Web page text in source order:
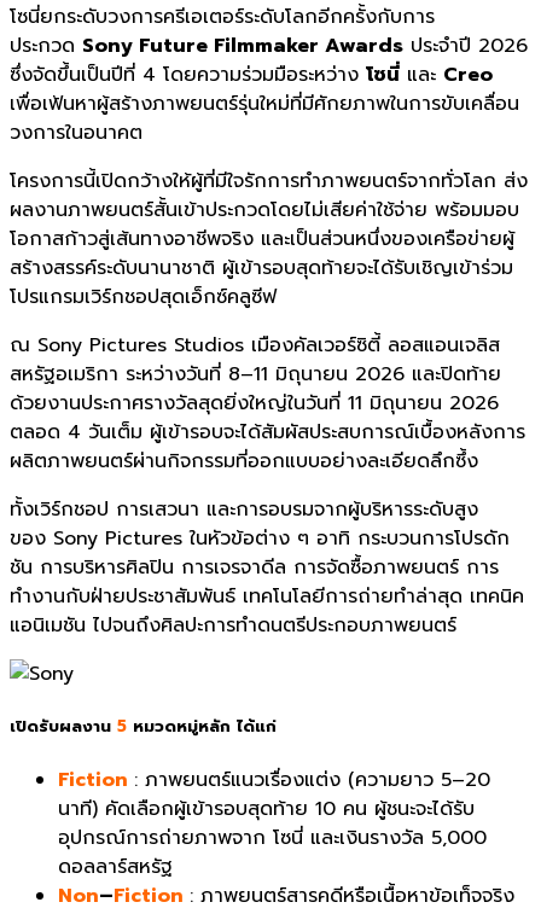
โซนี่ยกระดับวงการครีเอเตอร์ระดับโลกอีกครั้งกับการ
ประกวด Sony Future Filmmaker Awards ประจำปี 2026
ซึ่งจัดขึ้นเป็นปีที่ 4 โดยความร่วมมือระหว่าง โซนี่ และ Creo
เพื่อเฟ้นหาผู้สร้างภาพยนตร์รุ่นใหม่ที่มีศักยภาพในการขับเคลื่อน
วงการในอนาคต
โครงการนี้เปิดกว้างให้ผู้ที่มีใจรักการทำภาพยนตร์จากทั่วโลก ส่ง
ผลงานภาพยนตร์สั้นเข้าประกวดโดยไม่เสียค่าใช้จ่าย พร้อมมอบ
โอกาสก้าวสู่เส้นทางอาชีพจริง และเป็นส่วนหนึ่งของเครือข่ายผู้
สร้างสรรค์ระดับนานาชาติ ผู้เข้ารอบสุดท้ายจะได้รับเชิญเข้าร่วม
โปรแกรมเวิร์กชอปสุดเอ็กซ์คลูซีฟ
ณ Sony Pictures Studios เมืองคัลเวอร์ซิตี้ ลอสแอนเจลิส
สหรัฐอเมริกา ระหว่างวันที่ 8–11 มิถุนายน 2026 และปิดท้าย
ด้วยงานประกาศรางวัลสุดยิ่งใหญ่ในวันที่ 11 มิถุนายน 2026
ตลอด 4 วันเต็ม ผู้เข้ารอบจะได้สัมผัสประสบการณ์เบื้องหลังการ
ผลิตภาพยนตร์ผ่านกิจกรรมที่ออกแบบอย่างละเอียดลึกซึ้ง
ทั้งเวิร์กชอป การเสวนา และการอบรมจากผู้บริหารระดับสูง
ของ Sony Pictures ในหัวข้อต่าง ๆ อาทิ กระบวนการโปรดัก
ชัน การบริหารศิลปิน การเจรจาดีล การจัดซื้อภาพยนตร์ การ
ทำงานกับฝ่ายประชาสัมพันธ์ เทคโนโลยีการถ่ายทำล่าสุด เทคนิค
แอนิเมชัน ไปจนถึงศิลปะการทำดนตรีประกอบภาพยนตร์
เปิดรับผลงาน 5 หมวดหมู่หลัก ได้แก่
Fiction : ภาพยนตร์แนวเรื่องแต่ง (ความยาว 5–20
นาที) คัดเลือกผู้เข้ารอบสุดท้าย 10 คน ผู้ชนะจะได้รับ
อุปกรณ์การถ่ายภาพจาก โซนี่ และเงินรางวัล 5,000
ดอลลาร์สหรัฐ
Non–Fiction : ภาพยนตร์สารคดีหรือเนื้อหาข้อเท็จจริง